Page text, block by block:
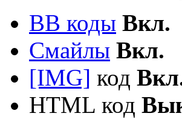
BB коды Вкл.
Смайлы Вкл.
[IMG] код
HTML код